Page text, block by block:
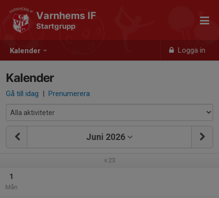
Kalender Logga in
Varnhems IF
Startgrupp
Kalender
Gå till idag | Prenumerera
Juni 2026
v.23
1
Mån